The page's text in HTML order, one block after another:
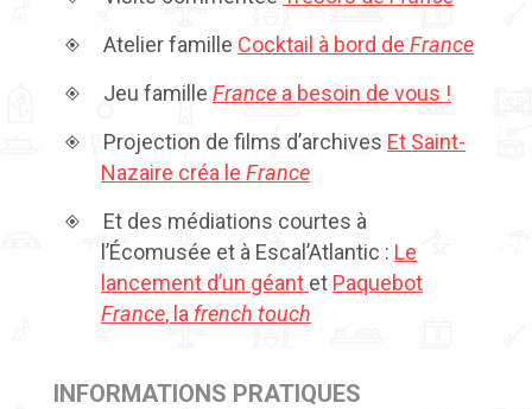
Atelier famille Cocktail à bord de France
Jeu famille France a besoin de vous !
Projection de films d’archives Et Saint-
Nazaire créa le France
Et des médiations courtes à
l’Écomusée et à Escal’Atlantic : Le
lancement d’un géant et Paquebot
France, la french touch
INFORMATIONS PRATIQUES